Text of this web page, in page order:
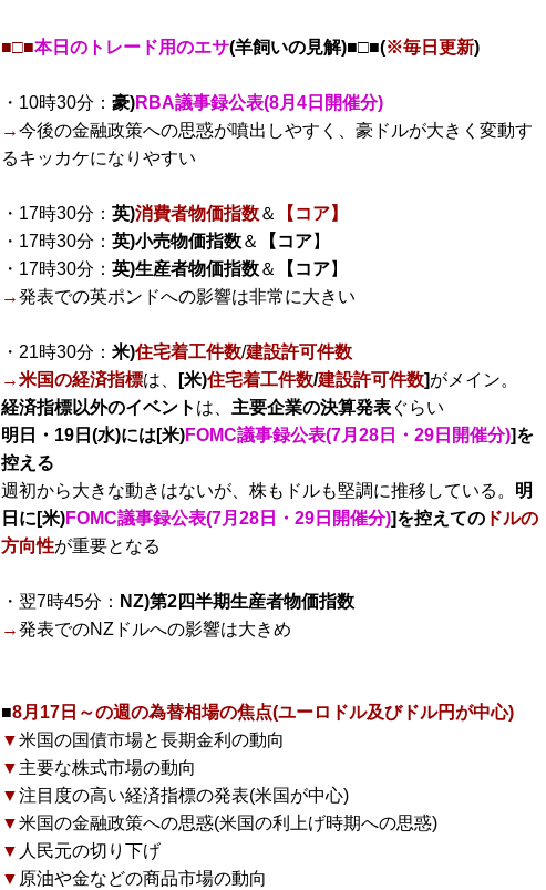
■□■本日のトレード用のエサ(羊飼いの見解)■□■(※毎日更新)
・10時30分： 豪)RBA議事録公表(8月4日開催分)
→今後の金融政策への思惑が噴出しやすく、豪ドルが大きく変動す
るキッカケになりやすい
・17時30分： 英)消費者物価指数＆
【コア】
・17時30分： 英)小売物価指数＆ 【コア】
・17時30分： 英)生産者物価指数＆ 【コア】
→発表での英ポンドへの影響は非常に大きい
・21時30分： 米)住宅着工件数/建設許可件数
→米国の経済指標は、 [米)住宅着工件数/建設許可件数]がメイン。
経済指標以外のイベント は、 主要企業の決算発表ぐらい
明日・19日(水)には[米)FOMC議事録公表(7月28日・29日開催分)]を
控える
週初から大きな動きはないが、株もドルも堅調に推移している。 明
日に[米)FOMC議事録公表(7月28日・29日開催分)]を控えての ドルの
方向性が重要となる
・翌7時45分： NZ)第2四半期生産者物価指数
→発表でのNZドルへの影響は大きめ
■8月17日～の週の為替相場の焦点(ユーロドル及びドル円が中心)
▼米国の国債市場と長期金利の動向
▼ 主要な株式市場の動向
▼注目度の高い経済指標の発表(米国が中心)
▼米国の金融政策への思惑(米国の利上げ時期への思惑)
▼ 人民元の切り下げ
▼ 原油や金などの商品市場の動向